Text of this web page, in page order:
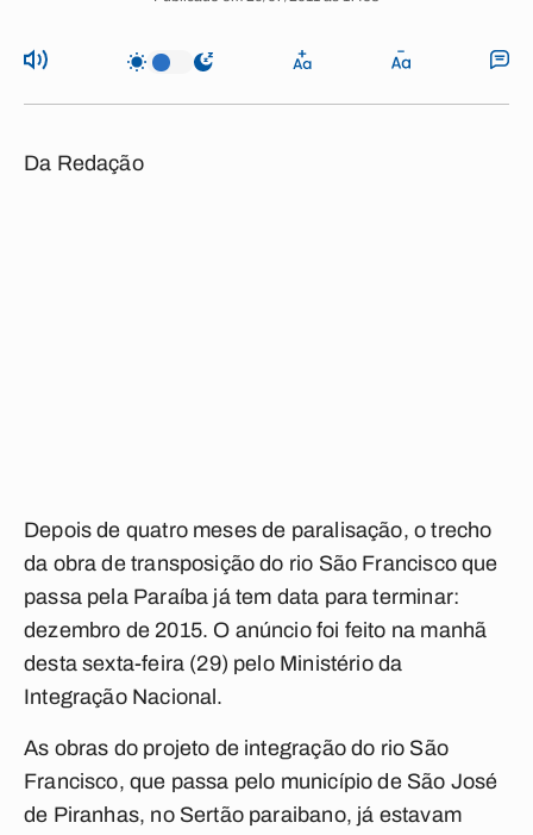
Da Redação
Depois de quatro meses de paralisação, o trecho
da obra de transposição do rio São Francisco que
passa pela Paraíba já tem data para terminar:
dezembro de 2015. O anúncio foi feito na manhã
desta sexta-feira (29) pelo Ministério da
Integração Nacional.
As obras do projeto de integração do rio São
Francisco, que passa pelo município de São José
de Piranhas, no Sertão paraibano, já estavam